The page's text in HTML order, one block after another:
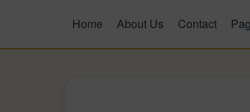
Home About Us Contact